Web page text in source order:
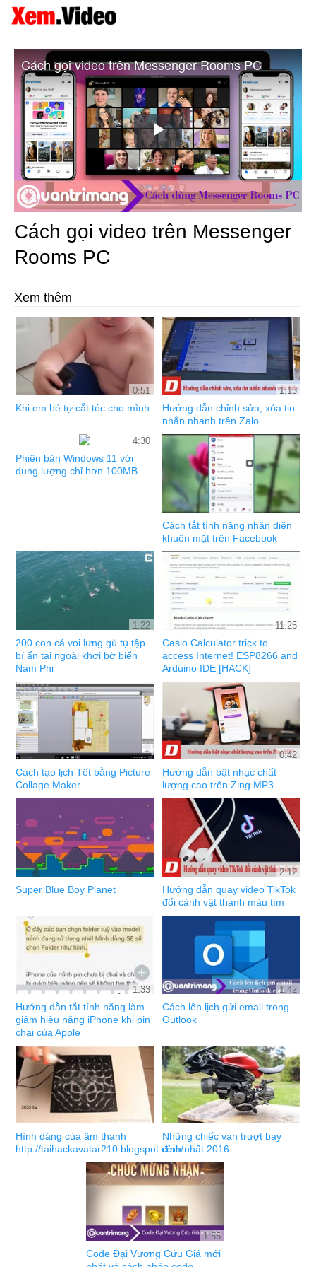
Play
Video
Cách gọi video trên Messenger Rooms PC
Cách gọi video trên Messenger
Rooms PC
Xem thêm
0:51
Khi em bé tự cắt tóc cho mình
1:13
Hướng dẫn chỉnh sửa, xóa tin
nhắn nhanh trên Zalo
4:30
Phiên bản Windows 11 với
dung lượng chỉ hơn 100MB
Cách tắt tính năng nhận diện
khuôn mặt trên Facebook
1:22
200 con cá voi lưng gù tụ tập
bí ẩn tại ngoài khơi bờ biển
Nam Phi
11:25
Casio Calculator trick to
access Internet! ESP8266 and
Arduino IDE [HACK]
Cách tạo lịch Tết bằng Picture
Collage Maker
0:42
Hướng dẫn bật nhạc chất
lượng cao trên Zing MP3
Super Blue Boy Planet
2:12
Hướng dẫn quay video TikTok
đổi cảnh vật thành màu tím
1:33
Hướng dẫn tắt tính năng làm
giảm hiệu năng iPhone khi pin
chai của Apple
1:42
Cách lên lịch gửi email trong
Outlook
Hình dáng của âm thanh
http://taihackavatar210.blogspot.com/
Những chiếc ván trượt bay
đỉnh nhất 2016
1:55
Code Đại Vương Cứu Giá mới